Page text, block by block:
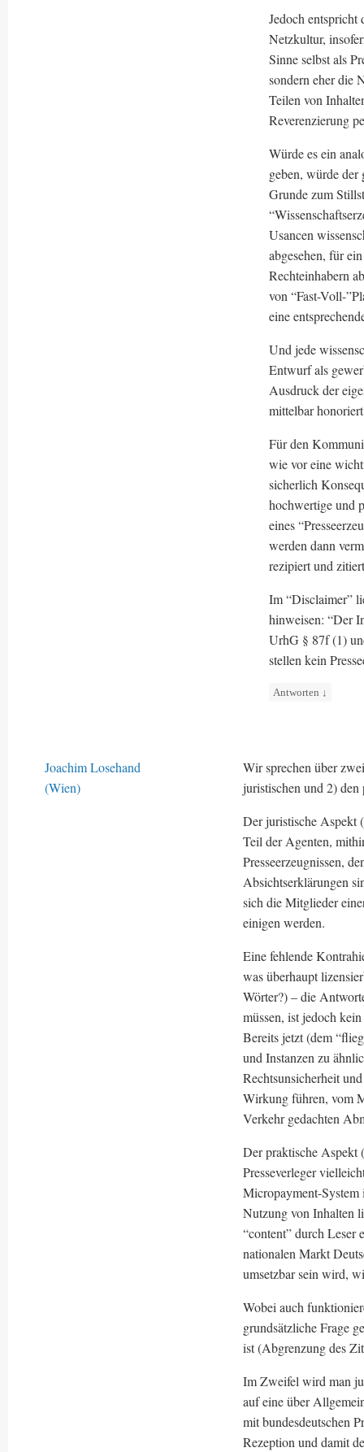
Jedoch entspricht
Netzkultur,
Sinne selbst als
sondern eher die
Teilen von
Reverenzierung
Würde es ein
geben, würde der
Grunde zum
Usancen
abgesehen, für
Rechteinhabern
von “Fast-Voll-
eine
Und jede
Entwurf als
Ausdruck der
mittelbar
Für den
wie vor eine
sicherlich
hochwertige und
eines
werden dann
rezipiert und
Im “Disclaimer”
hinweisen: “Der
UrhG § 87f (1)
stellen kein
Antworten ↓
Joachim Losehand
(Wien)
Wir sprechen über
juristischen und 2) den
Der juristische Aspekt
Teil der Agenten,
Presseerzeugnissen,
Absichtserklärungen
sich die Mitglieder
einigen werden.
Eine fehlende
was überhaupt
Wörter?) – die
müssen, ist jedoch
Bereits jetzt (dem
und Instanzen zu
Rechtsunsicherheit
Wirkung führen, vom
Verkehr gedachten
Der praktische Aspekt
Presseverleger
Micropayment-System
Nutzung von Inhalten
“content” durch Leser
nationalen Markt
umsetzbar sein wird,
Wobei auch
grundsätzliche Frage
ist (Abgrenzung des
Im Zweifel wird man
auf eine über
mit bundesdeutschen
Rezeption und damit